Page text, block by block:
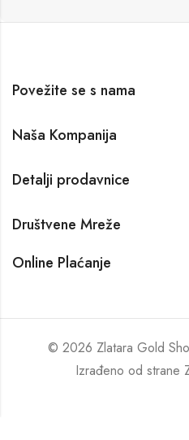
Povežite se s nama
Naša Kompanija
Detalji prodavnice
Društvene Mreže
Online Plaćanje
© 2026 Zlatara Gold
Izrađeno od strane